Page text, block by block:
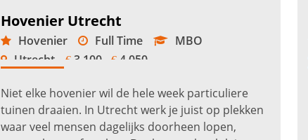
Hovenier Utrecht
Hovenier Full Time
MBO
Utrecht
€3.100 - €4.050
Niet elke hovenier wil de hele week particuliere
tuinen draaien. In Utrecht werk je juist op plekken
waar veel mensen dagelijks doorheen lopen,